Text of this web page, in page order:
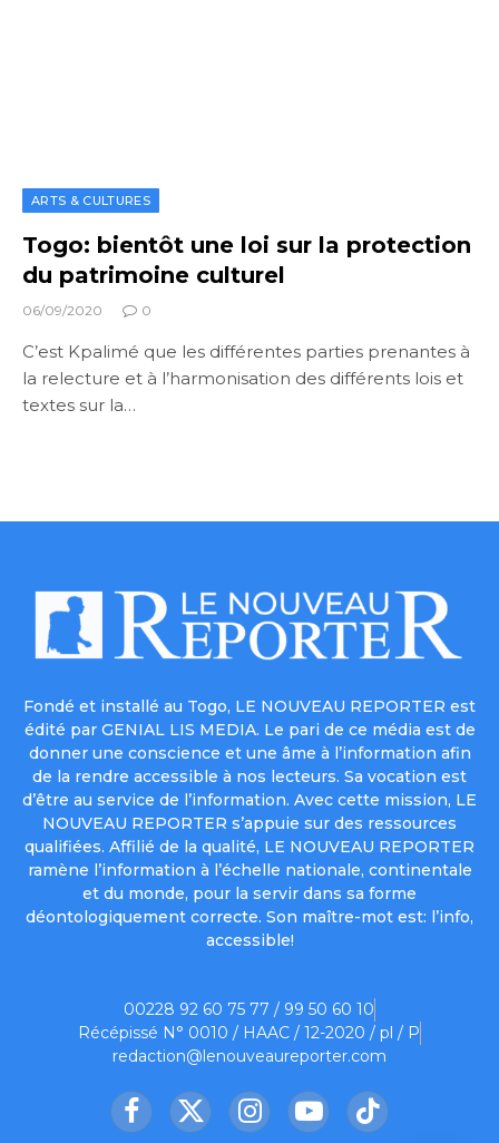
ARTS & CULTURES
Togo: bientôt une loi sur la protection
du patrimoine culturel
06/09/2020 0
C’est Kpalimé que les différentes parties prenantes à
la relecture et à l’harmonisation des différents lois et
textes sur la…
Fondé et installé au Togo, LE NOUVEAU REPORTER est
édité par GENIAL LIS MEDIA. Le pari de ce média est de
donner une conscience et une âme à l’information afin
de la rendre accessible à nos lecteurs. Sa vocation est
d’être au service de l’information. Avec cette mission, LE
NOUVEAU REPORTER s’appuie sur des ressources
qualifiées. Affilié de la qualité, LE NOUVEAU REPORTER
ramène l’information à l’échelle nationale, continentale
et du monde, pour la servir dans sa forme
déontologiquement correcte. Son maître-mot est: l’info,
accessible!
00228 92 60 75 77 / 99 50 60 10
Récépissé N° 0010 / HAAC / 12-2020 / pl / P
redaction@lenouveaureporter.com
Facebook
X
InstagramYouTubeTikTok